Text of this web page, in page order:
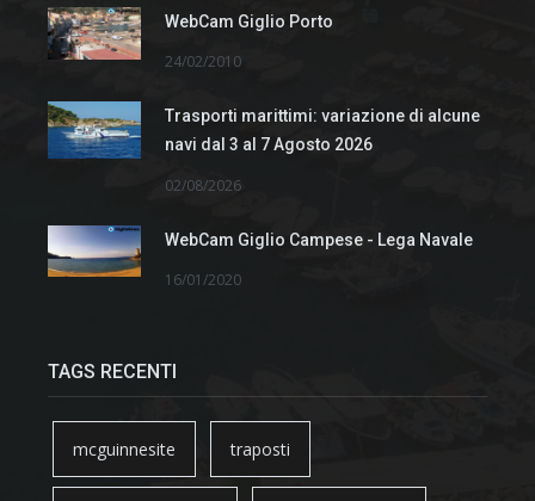
WebCam Giglio Porto
24/02/2010
Trasporti marittimi: variazione di alcune
navi dal 3 al 7 Agosto 2026
02/08/2026
WebCam Giglio Campese - Lega Navale
16/01/2020
TAGS RECENTI
mcguinnesite traposti